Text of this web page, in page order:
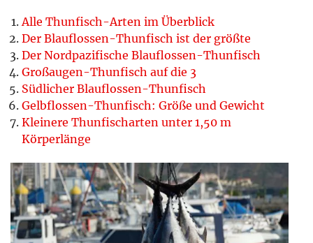
Alle Thunfisch-Arten im Überblick
Der Blauflossen-Thunfisch ist der größte
Der Nordpazifische Blauflossen-Thunfisch
Großaugen-Thunfisch auf die 3
Südlicher Blauflossen-Thunfisch
Gelbflossen-Thunfisch: Größe und Gewicht
Kleinere Thunfischarten unter 1,50 m
Körperlänge